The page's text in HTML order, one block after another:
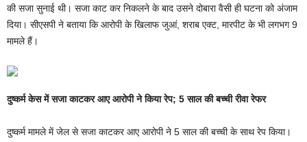
की सजा सुनाई थी। सजा काट कर निकलने के बाद उसने दोबारा वैसी ही घटना को अंजाम
दिया। सीएसपी ने बताया कि आरोपी के खिलाफ जुआं, शराब एक्ट, मारपीट के भी लगभग 9
मामले हैं।
दुष्कर्म केस में सजा काटकर आए आरोपी ने किया रेप; 5 साल की बच्ची रीवा रेफर
दुष्कर्म मामले में जेल से सजा काटकर आए आरोपी ने 5 साल की बच्ची के साथ रेप किया।